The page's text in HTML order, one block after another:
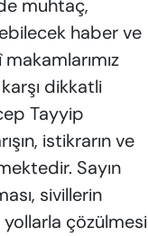
muhtaç,
haber ve
dikkatli
Tayyip
istikrarın ve
Sayın
sivillerin
yollarla çözülmesi